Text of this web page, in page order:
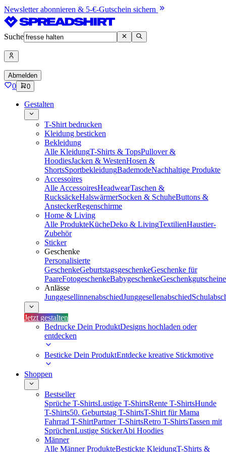
Newsletter abonnieren & 5-€-Gutschein sichern
Suche
Abmelden
0 0
Gestalten
T-Shirt bedrucken
Kleidung besticken
Bekleidung
Alle KleidungT-Shirts & TopsPullover &
HoodiesJacken & WestenHosen &
ShortsSportbekleidungBademodeNachhaltige Produkte
Accessoires
Alle AccessoiresHeadwearTaschen &
RucksäckeHalswärmerSocken & SchuheButtons &
AnsteckerRegenschirme
Home & Living
Alle ProdukteKücheDeko & LivingTextilienHaustier-
Zubehör
Sticker
Geschenke
Personalisierte
GeschenkeGeburtstagsgeschenkeGeschenke für
PaareFotogeschenkeBabygeschenkeGeschenkgutscheine
Anlässe
JunggesellinnenabschiedJunggesellenabschied
Jetzt gestalten
Bedrucke Dein ProduktDesigns hochladen oder
entdecken
Besticke Dein ProduktEntdecke kreative Stickmotive
Shoppen
Bestseller
Sprüche T-ShirtsLustige T-ShirtsRente T-ShirtsHunde
T-Shirts50. Geburtstag T-ShirtsT-Shirt für Mama
Fahrrad T-ShirtPartner T-ShirtsRetro T-ShirtsTassen mit
SprüchenLustige StickerAbi Hoodies
Männer
Alle Männer ProdukteBestickte KleidungT-Shirts &